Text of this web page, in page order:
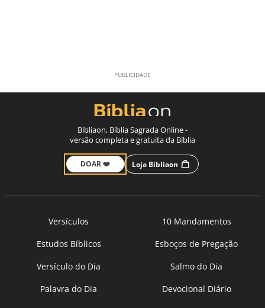
Bíbliaon, Bíblia Sagrada Online -
versão completa e gratuita da Bíblia
DOAR ❤️ Loja Bíbliaon
Versículos
10 Mandamentos
Estudos Bíblicos
Esboços de Pregação
Versículo do Dia
Salmo do Dia
Palavra do Dia
Devocional Diário